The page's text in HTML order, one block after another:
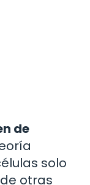
de
solo
otras